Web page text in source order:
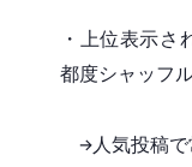
・上位表示さ
都度シャッフ
→人気投稿で